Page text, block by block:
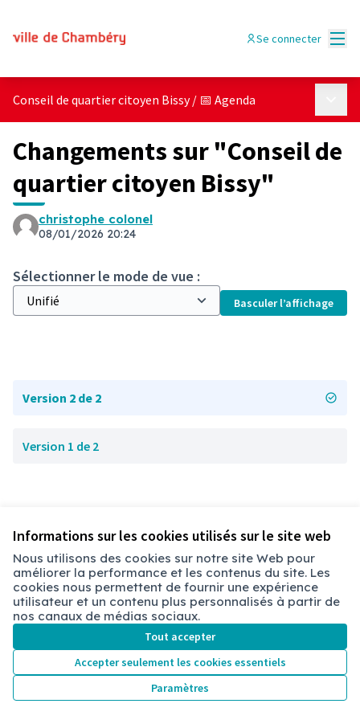
Informations sur les cookies utilisés sur le site web
Nous utilisons des cookies sur notre site Web pour
améliorer la performance et les contenus du site. Les
cookies nous permettent de fournir une expérience
utilisateur et un contenu plus personnalisés à partir de
nos canaux de médias sociaux.
Tout accepter
Accepter seulement les cookies essentiels
Paramètres
Se connecter
Conseil de quartier citoyen Bissy / 📅 Agenda
Changements sur "Conseil de
quartier citoyen Bissy"
christophe colonel
08/01/2026 20:24
Sélectionner le mode de vue :
Basculer l’affichage
Version 2 de 2
Version 1 de 2
Conditions d'utilisation
Paramètres des cookies
Chambéry sur X
(Lien externe)
Chambéry sur Facebook
Chambéry sur Instagram
Site réalisé grâce aulogiciel libre Decidim .
Licence
(Lien